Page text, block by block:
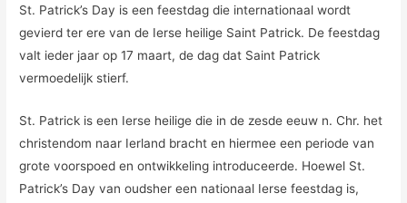
St. Patrick’s Day is een feestdag die internationaal wordt
gevierd ter ere van de Ierse heilige Saint Patrick. De feestdag
valt ieder jaar op 17 maart, de dag dat Saint Patrick
vermoedelijk stierf.
St. Patrick is een Ierse heilige die in de zesde eeuw n. Chr. het
christendom naar Ierland bracht en hiermee een periode van
grote voorspoed en ontwikkeling introduceerde. Hoewel St.
Patrick’s Day van oudsher een nationaal Ierse feestdag is,